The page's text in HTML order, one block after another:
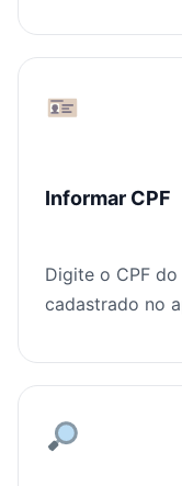
Informar CPF
Digite o CPF
cadastrado no